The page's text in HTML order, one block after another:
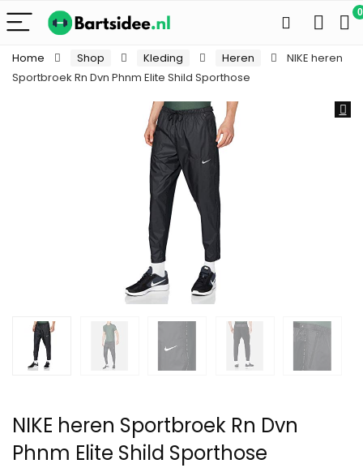
0
Home Shop Kleding Heren
NIKE heren
Sportbroek Rn Dvn Phnm Elite Shild Sporthose
NIKE heren Sportbroek Rn Dvn
Phnm Elite Shild Sporthose